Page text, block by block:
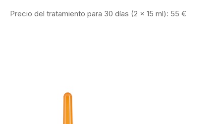
Precio del tratamiento para 30 días (2 x 15 ml): 55 €